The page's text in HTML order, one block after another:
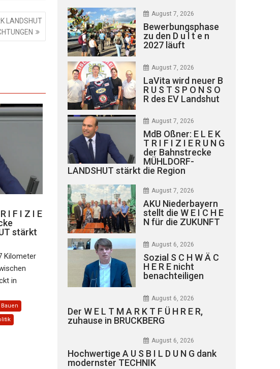
LANDSHUT
I F I Z I E
stärkt
Kilometer
in
Bauen
August 7, 2026
Bewerbungsphase
zu den D u l t e n
2027 läuft
August 7, 2026
LaVita wird neuer B
R U S T S P O N S O
R des EV Landshut
August 7, 2026
MdB Oßner: E L E K
T R I F I Z I E R U N G
der Bahnstrecke
MÜHLDORF-
LANDSHUT stärkt die Region
August 7, 2026
AKU Niederbayern
stellt die W E I C H E
N für die ZUKUNFT
August 6, 2026
Sozial S C H W Ä C
H E R E nicht
benachteiligen
August 6, 2026
Der W E L T M A R K T F Ü H R E R,
zuhause in BRUCKBERG
August 6, 2026
Hochwertige A U S B I L D U N G dank
modernster TECHNIK